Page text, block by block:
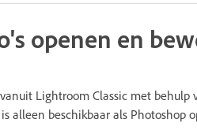
openen en
Lightroom Classic met behulp
alleen beschikbaar als Photoshop